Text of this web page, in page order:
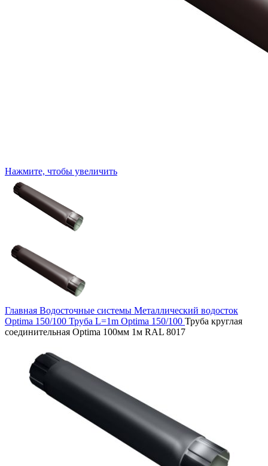
Нажмите, чтобы увеличить
Главная Водосточные системы Металлический водосток
Optima 150/100 Труба L=1m Optima 150/100 Труба круглая
соединительная Optima 100мм 1м RAL 8017